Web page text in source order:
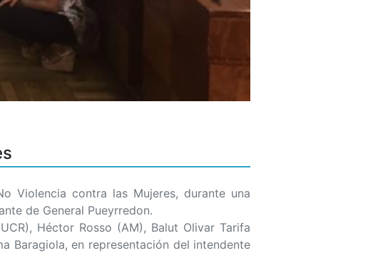
contra las Mujeres, durante una
de General Pueyrredon.
Héctor Rosso (AM), Balut Olivar Tarifa
Baragiola, en representación del intendente